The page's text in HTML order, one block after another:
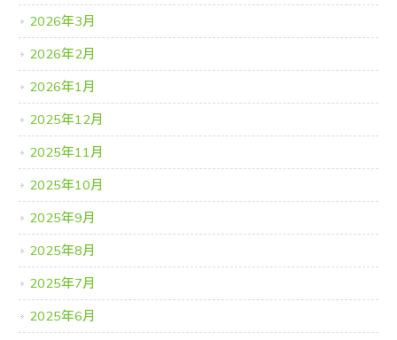
2026年3月
2026年2月
2026年1月
2025年12月
2025年11月
2025年10月
2025年9月
2025年8月
2025年7月
2025年6月